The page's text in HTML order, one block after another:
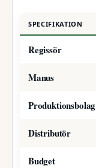
SPECIFIKATION
Regissör
Manus
Produktionsbolag
Distributör
Budget